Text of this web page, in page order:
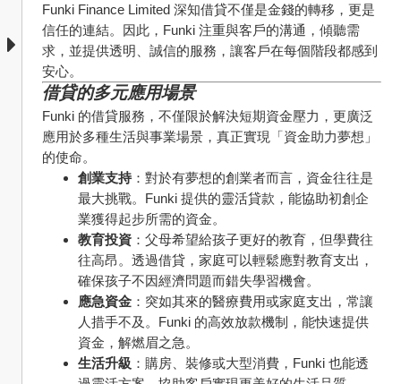
Funki Finance Limited 深知借貸不僅是金錢的轉移，更是
信任的連結。因此，Funki 注重與客戶的溝通，傾聽需
求，並提供透明、誠信的服務，讓客戶在每個階段都感到
安心。
借貸的多元應用場景
Funki 的借貸服務，不僅限於解決短期資金壓力，更廣泛
應用於多種生活與事業場景，真正實現「資金助力夢想」
的使命。
創業支持：對於有夢想的創業者而言，資金往往是
最大挑戰。Funki 提供的靈活貸款，能協助初創企
業獲得起步所需的資金。
教育投資 ：父母希望給孩子更好的教育，但學費往
往高昂。透過借貸，家庭可以輕鬆應對教育支出，
確保孩子不因經濟問題而錯失學習機會。
應急資金 ：突如其來的醫療費用或家庭支出，常讓
人措手不及。Funki 的高效放款機制，能快速提供
資金，解燃眉之急。
生活升級 ：購房、裝修或大型消費，Funki 也能透